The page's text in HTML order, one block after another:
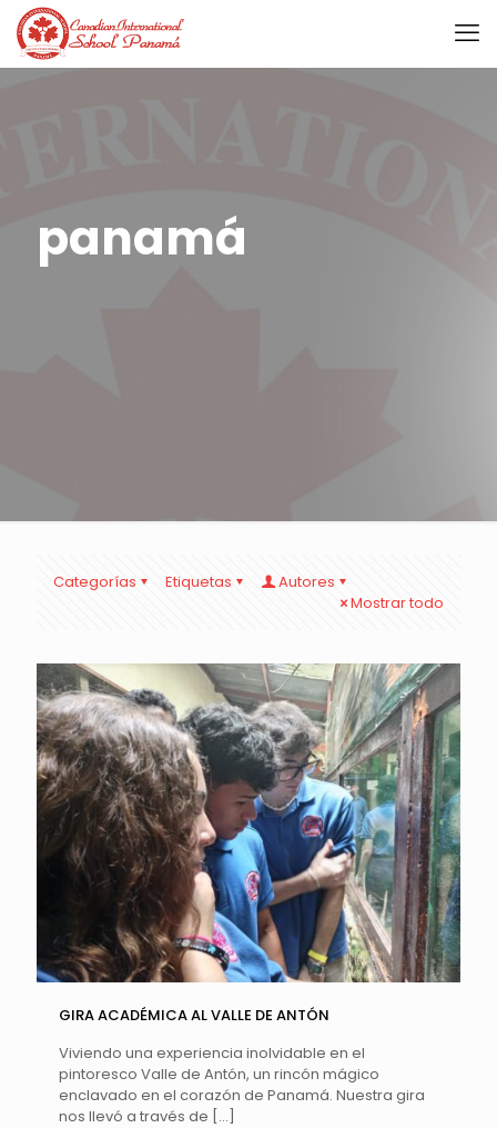
panamá
Categorías Etiquetas
Autores
Mostrar todo
GIRA ACADÉMICA AL VALLE DE ANTÓN
Viviendo una experiencia inolvidable en el
pintoresco Valle de Antón, un rincón mágico
enclavado en el corazón de Panamá. Nuestra gira
nos llevó a través de […]